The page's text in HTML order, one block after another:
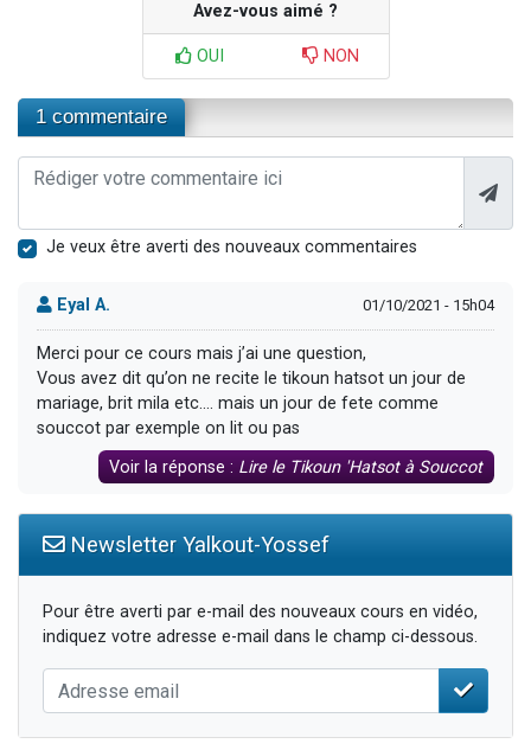
Avez-vous aimé ?
OUI NON
1 commentaire
Je veux être averti des nouveaux commentaires
Eyal A. 01/10/2021 - 15h04
Merci pour ce cours mais j’ai une question,
Vous avez dit qu’on ne recite le tikoun hatsot un jour de
mariage, brit mila etc.... mais un jour de fete comme
souccot par exemple on lit ou pas
Voir la réponse : Lire le Tikoun 'Hatsot à Souccot
Newsletter Yalkout-Yossef
Pour être averti par e-mail des nouveaux cours en vidéo,
indiquez votre adresse e-mail dans le champ ci-dessous.